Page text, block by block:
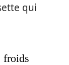
qui
froids